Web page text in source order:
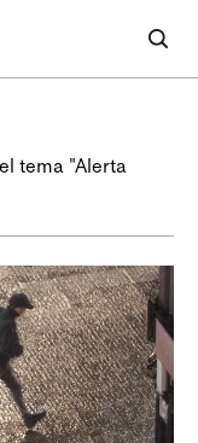
tema "Alerta